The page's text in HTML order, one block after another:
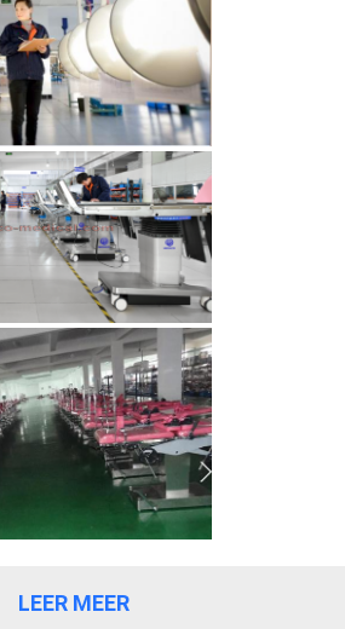
LEER MEER